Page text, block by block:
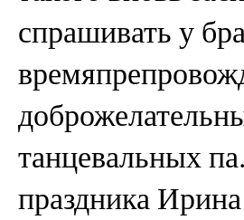
спрашивать у
танцевальных
праздника